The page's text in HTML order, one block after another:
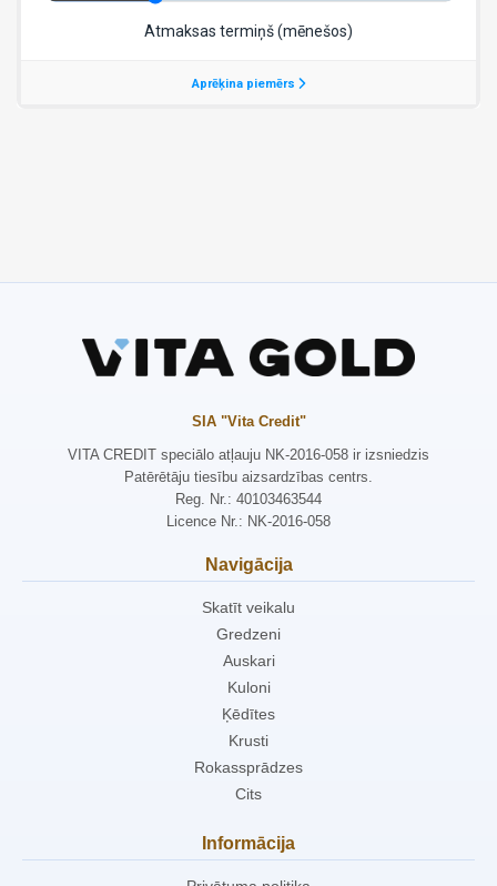
SIA "Vita Credit"
VITA CREDIT speciālo atļauju NK-2016-058 ir izsniedzis
Patērētāju tiesību aizsardzības centrs.
Reg. Nr.: 40103463544
Licence Nr.: NK-2016-058
Navigācija
Skatīt veikalu
Gredzeni
Auskari
Kuloni
Ķēdītes
Krusti
Rokassprādzes
Cits
Informācija